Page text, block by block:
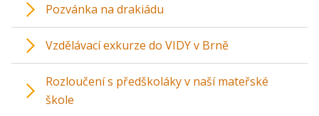
Pozvánka na drakiádu
Vzdělávací exkurze do VIDY v Brně
Rozloučení s předškoláky v naší mateřské
škole